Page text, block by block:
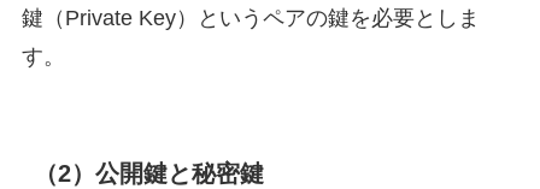
鍵（Private Key）というペアの鍵を必要としま
す。
（2）公開鍵と秘密鍵